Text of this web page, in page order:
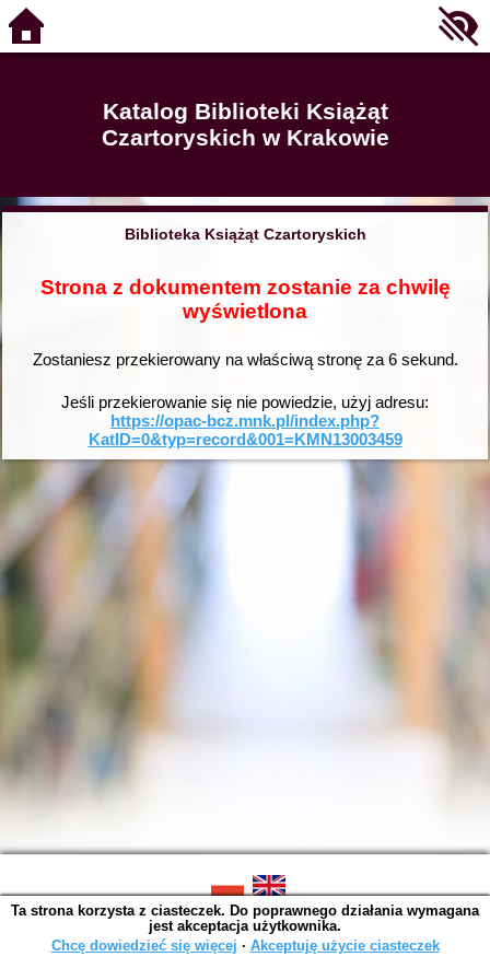
Katalog Biblioteki Książąt
Czartoryskich w Krakowie
Biblioteka Książąt Czartoryskich
Strona z dokumentem zostanie za chwilę
wyświetlona
Zostaniesz przekierowany na właściwą stronę za 6sekund.
Jeśli przekierowanie się nie powiedzie, użyj adresu:
https://opac-bcz.mnk.pl/index.php?
KatID=0&typ=record&001=KMN13003459
SOWA OPAC v. 6.11.10 (2026-07-24)
Wygenerowano w 0,0014 s.
Ta strona korzysta z ciasteczek. Do poprawnego działania wymagana
jest akceptacja użytkownika.
Chcę dowiedzieć się więcej ∙ Akceptuję użycie ciasteczek